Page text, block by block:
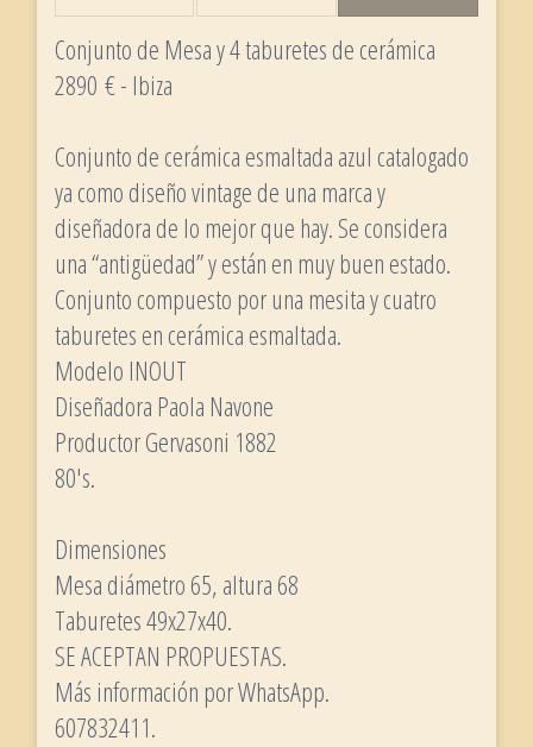
Conjunto de Mesa y 4 taburetes de cerámica
2890 € - Ibiza
Conjunto de cerámica esmaltada azul catalogado
ya como diseño vintage de una marca y
diseñadora de lo mejor que hay. Se considera
una “antigüedad” y están en muy buen estado.
Conjunto compuesto por una mesita y cuatro
taburetes en cerámica esmaltada.
Modelo INOUT
Diseñadora Paola Navone
Productor Gervasoni 1882
80's.
Dimensiones
Mesa diámetro 65, altura 68
Taburetes 49x27x40.
SE ACEPTAN PROPUESTAS.
Más información por WhatsApp.
607832411.